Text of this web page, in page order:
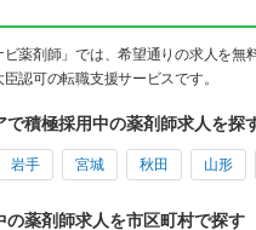
薬剤師」では、希望通りの求人を無
認可の転職支援サービスです。
で積極採用中の薬剤師求人を探
岩手 宮城 秋田 山形
の薬剤師求人を市区町村で探す